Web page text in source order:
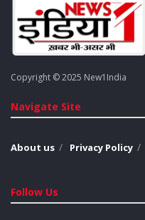
Pathak: फफकते हुए
चप्पलों में काटे दिन!’
Copyright © 2025 New1India
Navigate Site
About us Privacy Policy
Follow Us